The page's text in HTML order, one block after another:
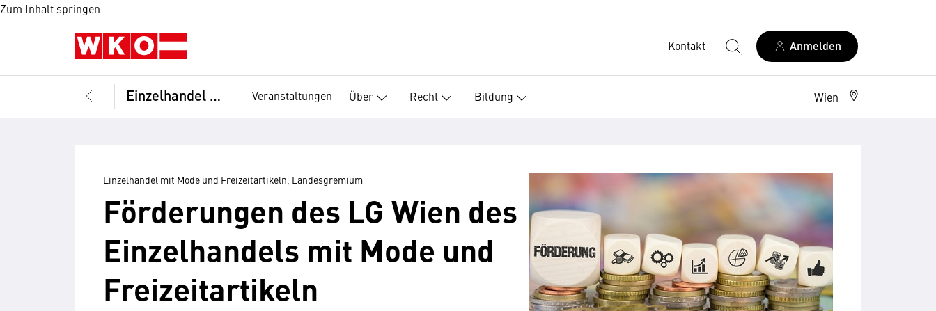
Zum Inhalt springen
Kontakt Anmelden
Einzelhandel mit Mode und Freizeitartikeln, Landesgremium Veranstaltungen Über Recht Bildung Wien
Einzelhandel mit Mode und Freizeitartikeln, Landesgremium
Förderungen des LG Wien des
Einzelhandels mit Mode und
Freizeitartikeln